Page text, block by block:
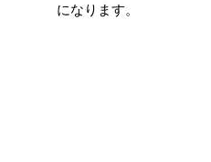
になります。